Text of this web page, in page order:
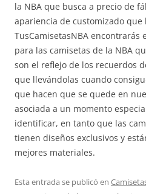
la NBA que busca a precio de
apariencia de customizado que
TusCamisetasNBA encontrarás
para las camisetas de la NBA
son el reflejo de los recuerdos
que llevándolas cuando
que hacen que se quede en
asociada a un momento
identificar, en tanto que las
tienen diseños exclusivos y
mejores materiales.
Esta entrada se publicó en